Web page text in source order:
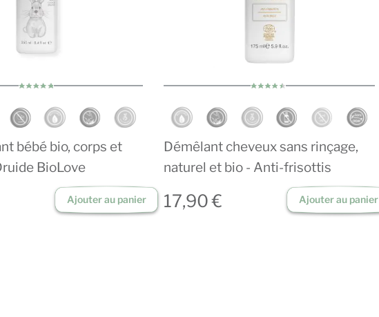
bébé bio, corps et
BioLove
Ajouter au panier
Démêlant cheveux sans rinçage,
naturel et bio - Anti-frisottis
17,90 € Ajouter au panier